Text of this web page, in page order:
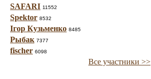
SAFARI 11552
Spektor 8532
Ігор Кузьменко 8485
Рыбак 7377
fischer 6098
Все участники >>